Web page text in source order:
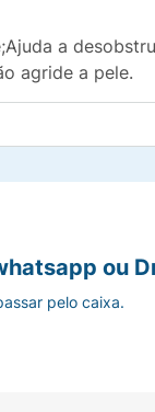
a
agride a pele.
rosto úmido
vez ao dia.
ou
pelo caixa.